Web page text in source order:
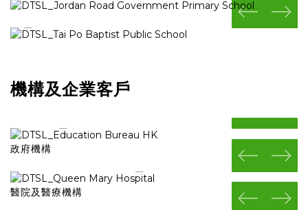
prev
next
機構及企業客戶
prev next
政府機構 prev next
醫院及醫療機構 prev next